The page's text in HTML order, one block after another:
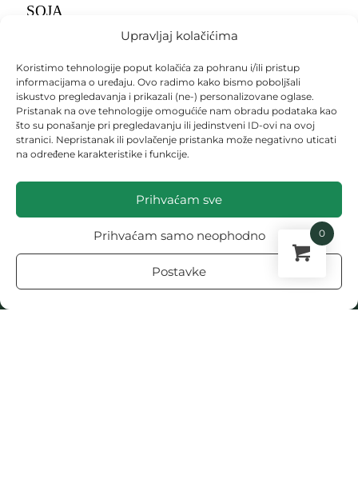
Upravljaj kolačićima
Koristimo tehnologije poput kolačića za pohranu i/ili pristup
informacijama o uređaju. Ovo radimo kako bismo poboljšali
iskustvo pregledavanja i prikazali (ne-) personalizovane oglase.
Pristanak na ove tehnologije omogućiće nam obradu podataka kao
što su ponašanje pri pregledavanju ili jedinstveni ID-ovi na ovoj
stranici. Nepristanak ili povlačenje pristanka može negativno uticati
na određene karakteristike i funkcije.
Prihvaćam sve
Prihvaćam samo neophodno
Postavke
SOJA
STENICE
TEKSTOVI
TIKVA
TIKVICA
ZONE U BAŠTI
0